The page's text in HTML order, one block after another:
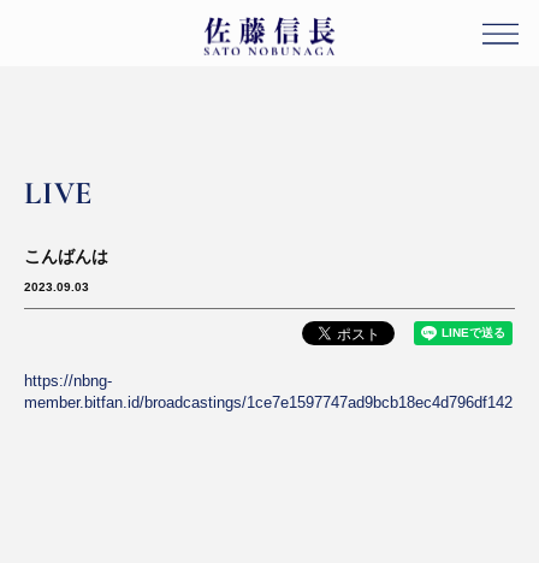
LIVE
こんばんは
2023.09.03
https://nbng-
member.bitfan.id/broadcastings/1ce7e1597747ad9bcb18ec4d796df142